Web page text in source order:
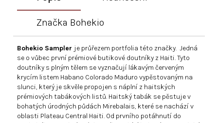
Značka Bohekio
Bohekio Sampler je průřezem portfolia této značky. Jedná
se o vůbec první prémiové butikové doutníky z Haiti. Tyto
doutníky s plným tělem se vyznačují lákavým červeným
krycím listem Habano Colorado Maduro vypěstovaným na
slunci, který je skvěle propojen s náplní z haitských
prémiových tabákových listů. Haitský tabák se pěstuje v
bohatých úrodných půdách Mirebalais, které se nachází v
oblasti Plateau Central Haiti. Od prvního potáhnutí do